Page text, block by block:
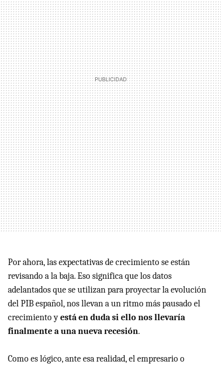
Por ahora, las expectativas de crecimiento se están
revisando a la baja. Eso significa que los datos
adelantados que se utilizan para proyectar la evolución
del PIB español, nos llevan a un ritmo más pausado el
crecimiento yestá en duda si ello nos llevaría
finalmente a una nueva recesión.
Como es lógico, ante esa realidad, el empresario o